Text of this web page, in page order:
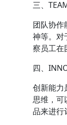
三、
团队协作
神等。对
察员工在
四、
创新能力
思维，可
品来进行